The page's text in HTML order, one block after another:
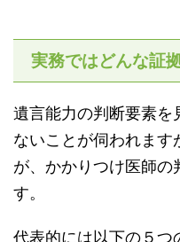
実務ではどんな証
遺言能力の判断要素を
ないことが伺われま
が、かかりつけ医師
す。
代表的には以下の５つ